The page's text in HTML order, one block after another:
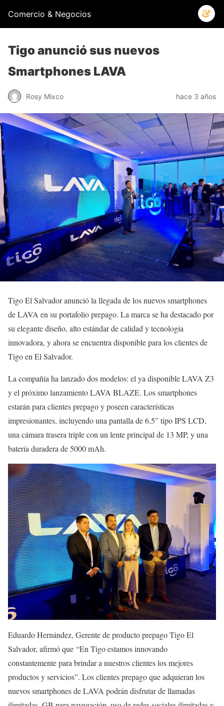
Comercio & Negocios
Tigo anunció sus nuevos
Smartphones LAVA
Rosy Mixco hace 3 años
Tigo El Salvador anunció la llegada de los nuevos smartphones
de LAVA en su portafolio prepago. La marca se ha destacado por
su elegante diseño, alto estándar de calidad y tecnología
innovadora, y ahora se encuentra disponible para los clientes de
Tigo en El Salvador.
La compañía ha lanzado dos modelos: el ya disponible LAVA Z3
y el próximo lanzamiento LAVA BLAZE. Los smartphones
estarán para clientes prepago y poseen características
impresionantes, incluyendo una pantalla de 6.5” tipo IPS LCD,
una cámara trasera triple con un lente principal de 13 MP, y una
batería duradera de 5000 mAh.
Eduardo Hernández, Gerente de producto prepago Tigo El
Salvador, afirmó que “En Tigo estamos innovando
constantemente para brindar a nuestros clientes los mejores
productos y servicios”. Los clientes prepago que adquieran los
nuevos smartphones de LAVA podrán disfrutar de llamadas